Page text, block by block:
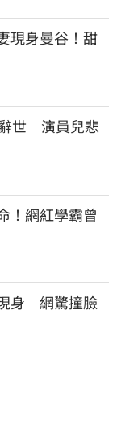
現身曼谷！甜
世　演員兒悲
！網紅學霸曾
身　網驚撞臉